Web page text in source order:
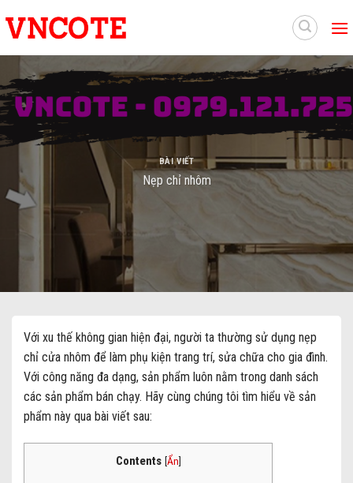
to
BÀI VIẾT
Nẹp chỉ nhôm
Với xu thế không gian hiện đại, người ta thường sử dụng nẹp
chỉ cửa nhôm để làm phụ kiện trang trí, sửa chữa cho gia đình.
Với công năng đa dạng, sản phẩm luôn nằm trong danh sách
các sản phẩm bán chạy. Hãy cùng chúng tôi tìm hiểu về sản
phẩm này qua bài viết sau:
Contents [Ẩn]